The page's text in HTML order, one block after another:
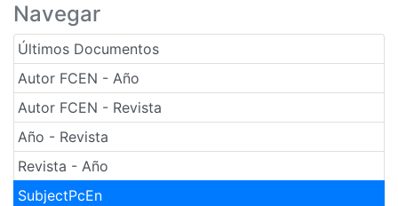
Navegar
Últimos Documentos
Autor FCEN - Año
Autor FCEN - Revista
Año - Revista
Revista - Año
SubjectPcEn